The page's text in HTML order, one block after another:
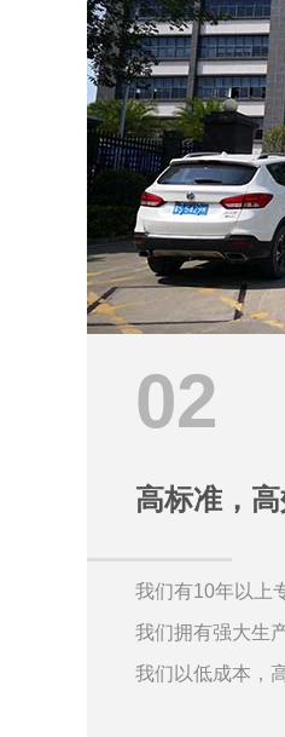
02
高标准，
我们有10年以上
我们拥有强大生
我们以低成本，